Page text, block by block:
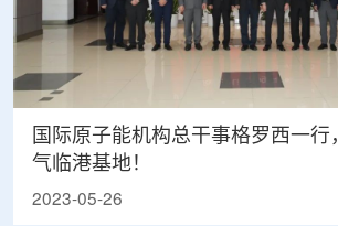
国际原子能机构总干事格罗西一行
气临港基地！
2023-05-26